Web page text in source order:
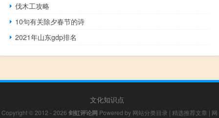
伐木工攻略
10句有关除夕春节的诗
2021年山东gdp排名
文化知识点
Copyright © 2012 - 2026 剑虹评论网 Powered by 网站分类目录 | 精选推荐文章 | 网